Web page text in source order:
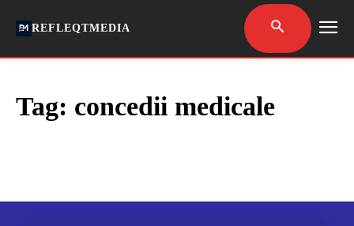
REFLEQTMEDIA
Tag: concedii medicale